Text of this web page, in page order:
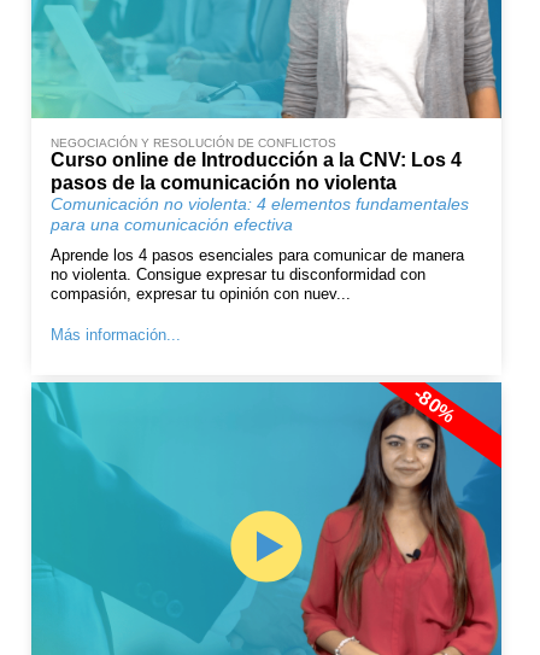
NEGOCIACIÓN Y RESOLUCIÓN DE CONFLICTOS
Curso online de Introducción a la CNV: Los 4
pasos de la comunicación no violenta
Comunicación no violenta: 4 elementos fundamentales
para una comunicación efectiva
Aprende los 4 pasos esenciales para comunicar de manera
no violenta. Consigue expresar tu disconformidad con
compasión, expresar tu opinión con nuev...
Más información...
-80%